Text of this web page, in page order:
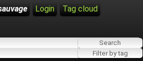
Login
Tag cloud